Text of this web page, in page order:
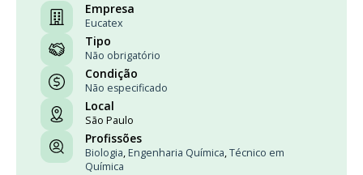
Empresa
Eucatex
Tipo
Não obrigatório
Condição
Não especificado
Local
São Paulo
Profissões
Biologia, Engenharia Química,Técnico em
Química